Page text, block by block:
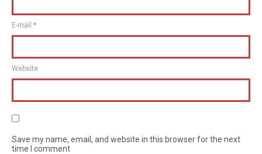
E-mail *
Website
Save my name, email, and website in this browser for the next
time I comment